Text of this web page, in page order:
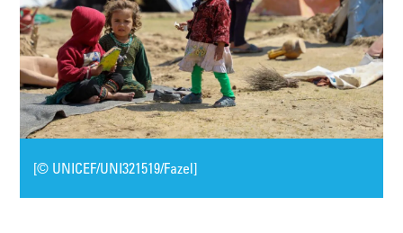
[© UNICEF/UNI321519/Fazel]